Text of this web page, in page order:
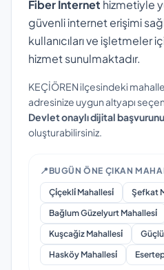
Fiber İnternet hizmetiyle
güvenli internet erişimi
kullanıcıları ve işletmeler
hizmet sunulmaktadır.
KEÇİÖREN ilçesindeki
adresinize uygun altyapı
Devlet onaylı dijital
oluşturabilirsiniz.
📍 BUGÜN ÖNE ÇIKAN
Çi̇çekli̇ Mahallesi̇
Şefkat
Bağlum Güzelyurt Mahallesi̇
Kuşcağiz Mahallesi̇
Hasköy Mahallesi̇